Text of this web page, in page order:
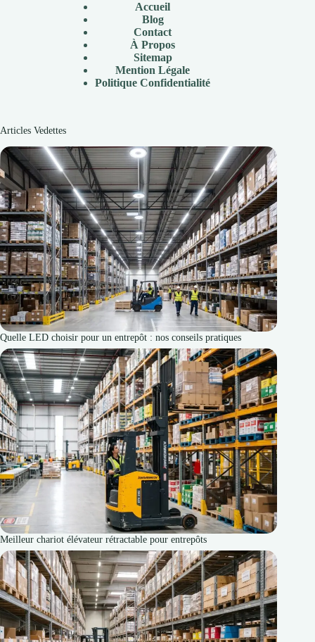
Accueil
Blog
Contact
À Propos
Sitemap
Mention Légale
Politique Confidentialité
Articles Vedettes
Quelle LED choisir pour un entrepôt : nos conseils pratiques
Meilleur chariot élévateur rétractable pour entrepôts